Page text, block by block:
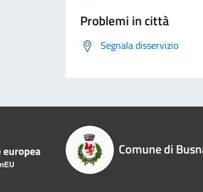
Problemi in città
Segnala disservizio
Comune di